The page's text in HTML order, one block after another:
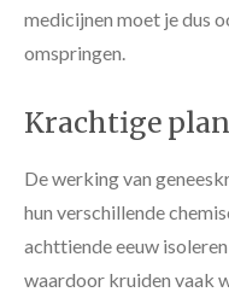
medicijnen moet je dus
omspringen.
Krachtige
De werking van
hun verschillende
achttiende eeuw
waardoor kruiden vaak